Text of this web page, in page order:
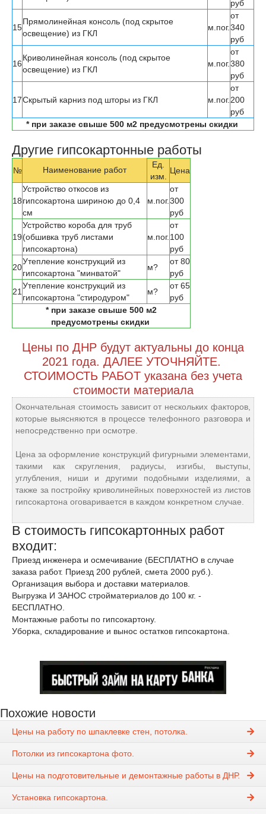
руб
15
Прямолинейная консоль (под скрытое
освещение) из ГКЛ
м.пог.
от
340
руб
16
Криволинейная консоль (под скрытое
освещение) из ГКЛ
м.пог.
от
380
руб
17Скрытый карниз под шторы из ГКЛ м.пог.
от
200
руб
* при заказе свыше 500 м2 предусмотрены скидки
Другие гипсокартонные работы
№ Наименование работ
Ед.
изм.
Цена
18
Устройство откосов из
гипсокартона шириною до 0,4
см
м.пог.
от
300
руб
19
Устройство короба для труб
(обшивка труб листами
гипсокартона)
м.пог.
от
100
руб
20
Утепление конструкций из
гипсокартона "минватой"
м?
от 80
руб
21
Утепление конструкций из
гипсокартона "стиродуром"
м?
от 65
руб
* при заказе свыше 500 м2
предусмотрены скидки
Цены по ДНР будут актуальны до конца
2021 года. ДАЛЕЕ УТОЧНЯЙТЕ.
СТОИМОСТЬ РАБОТ указана без учета
стоимости материала
Окончательная стоимость зависит от нескольких факторов,
которые выясняются в процессе телефонного разговора и
непосредственно при осмотре.
Цена за оформление конструкций фигурными элементами,
такими как скругления, радиусы, изгибы, выступы,
углубления, ниши и другими подобными изделиями, а
также за постройку криволинейных поверхностей из листов
гипсокартона оговаривается в каждом конкретном случае.
В стоимость гипсокартонных работ
входит:
Приезд инженера и осмечивание (БЕСПЛАТНО в случае
заказа работ. Приезд 200 рублей, смета 2000 руб.).
Организация выбора и доставки материалов.
Выгрузка И ЗАНОС стройматериалов до 100 кг. -
БЕСПЛАТНО.
Монтажные работы по гипсокартону.
Уборка, складирование и вынос остатков гипсокартона.
Похожие новости
Цены на работу по шпаклевке стен, потолка.
Потолки из гипсокартона фото.
Цены на подготовительные и демонтажные работы в ДНР.
Установка гипсокартона.